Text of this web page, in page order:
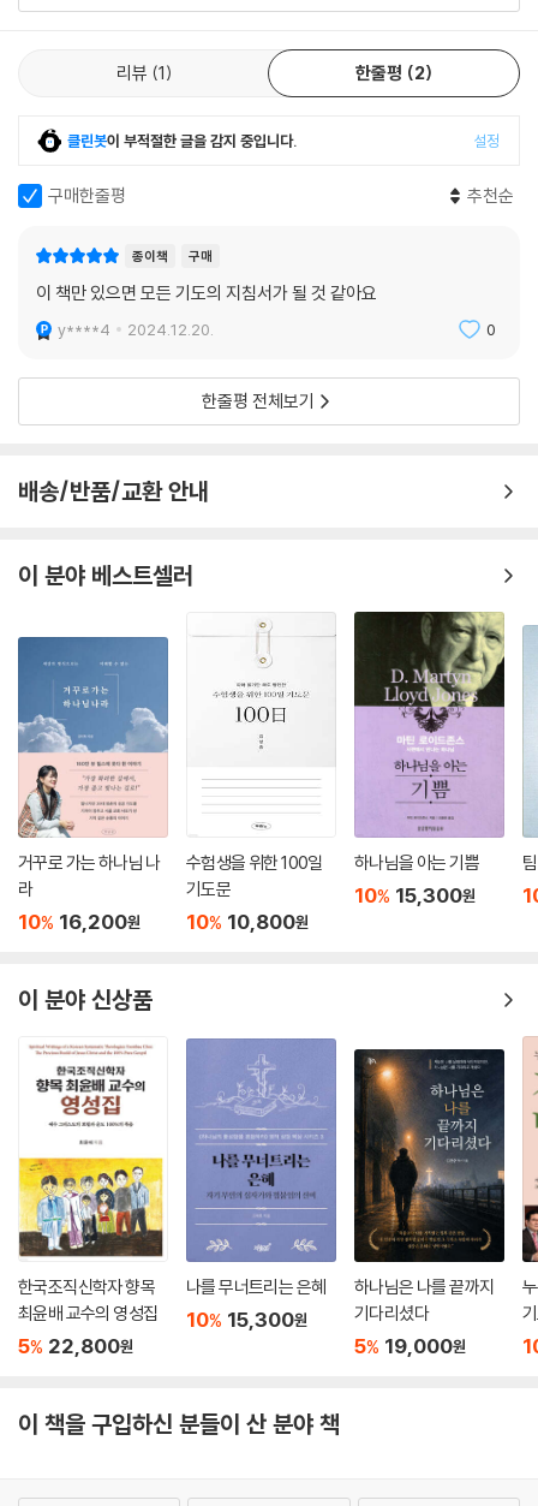
3월 3 06 4월 3 14
5월 3 22 6월 3 30
7월 3 38 8월 3 46
11월 3 70 12월 3 78
CHAPTER 7 구역(속회, 목장, 셀, 순) 예배 대표기도문
제직회
각 기관 정기총회(남전도회, 여전도회, 안수집사회, 권사회)
각 기관 월례회(남전도회, 여전도회, 안수집사회, 권사회)
교사 기도회
지역 주민 초청 잔치
야외 예배
체육 대회
수능 수험생을 위한 기도회
CHAPTER 9 생일, 백일, 결혼 감사 예배 대표기도문
백일 감사 예배
돌 감사 예배
회갑 감사 예배
미수(米壽) 감사 예배
백수(白壽) 감사 예배
목회자 생신 감사 예배
CHAPTER 10 장례 관련 예배 대표기도문
임종 예배
입관 예배
발인 예배
화장 예배(기도)
봉안 예배
목회자 장례(발인) 예배
리뷰 1 한줄평 2
클린봇이 부적절한 글을 감지 중입니다. 설정
구매한줄평 추천순
종이책 구매
이 책만 있으면 모든 기도의 지침서가 될 것 같아요
y****4 2024.12.20. 0
한줄평 전체보기
배송/반품/교환 안내
이 분야 베스트셀러
거꾸로 가는 하나님 나
라
10% 16,200원
수험생을 위한 100일
기도문
10% 10,800원
하나님을 아는 기쁨
10% 15,300원
이 분야 신상품
한국조직신학자 향목
최윤배 교수의 영성집
5% 22,800원
나를 무너트리는 은혜
10% 15,300원
하나님은 나를 끝까지
기다리셨다
5% 19,000원
이 책을 구입하신 분들이 산 분야 책